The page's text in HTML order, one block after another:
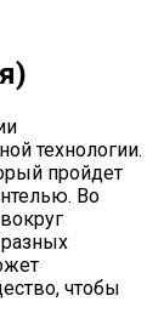
технологии.
пройдет
Во
чтобы